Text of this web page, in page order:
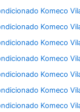
Komeco
Komeco
Komeco
Komeco
Komeco
Komeco
Komeco